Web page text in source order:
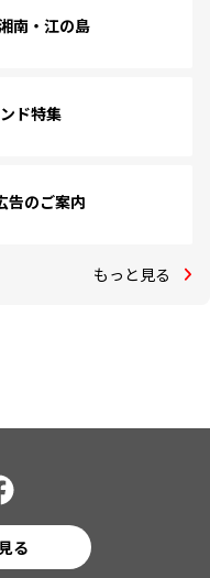
南・江の島
ド特集
告のご案内
もっと見る
る